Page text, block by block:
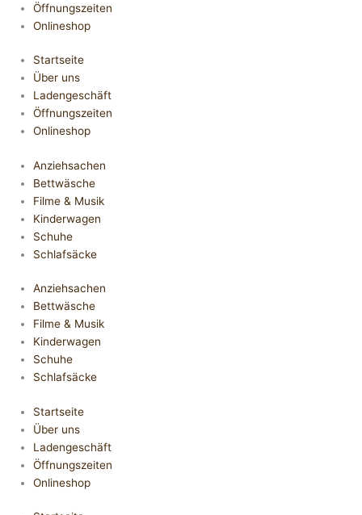
Öffnungszeiten
Onlineshop
Startseite
Über uns
Ladengeschäft
Öffnungszeiten
Onlineshop
Anziehsachen
Bettwäsche
Filme & Musik
Kinderwagen
Schuhe
Schlafsäcke
Anziehsachen
Bettwäsche
Filme & Musik
Kinderwagen
Schuhe
Schlafsäcke
Startseite
Über uns
Ladengeschäft
Öffnungszeiten
Onlineshop